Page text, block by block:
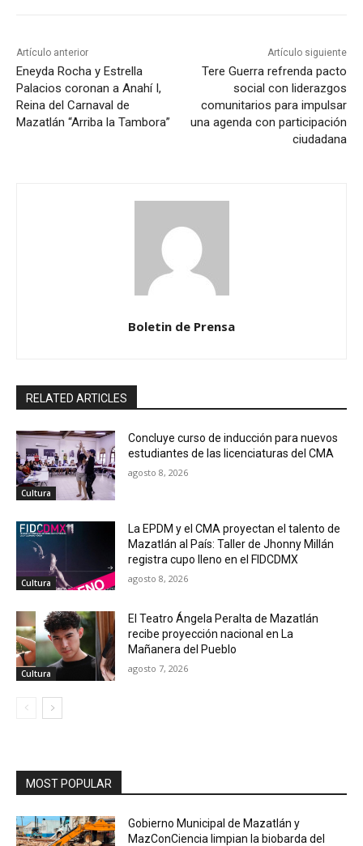
Artículo anterior
Eneyda Rocha y Estrella
Palacios coronan a Anahí I,
Reina del Carnaval de
Mazatlán “Arriba la Tambora”
Artículo siguiente
Tere Guerra refrenda pacto
social con liderazgos
comunitarios para impulsar
una agenda con participación
ciudadana
Boletin de Prensa
RELATED ARTICLES
Cultura
Concluye curso de inducción para nuevos
estudiantes de las licenciaturas del CMA
agosto 8, 2026
Cultura
La EPDM y el CMA proyectan el talento de
Mazatlán al País: Taller de Jhonny Millán
registra cupo lleno en el FIDCDMX
agosto 8, 2026
Cultura
El Teatro Ángela Peralta de Mazatlán
recibe proyección nacional en La
Mañanera del Pueblo
agosto 7, 2026
MOST POPULAR
Gobierno Municipal de Mazatlán y
MazConCiencia limpian la biobarda del